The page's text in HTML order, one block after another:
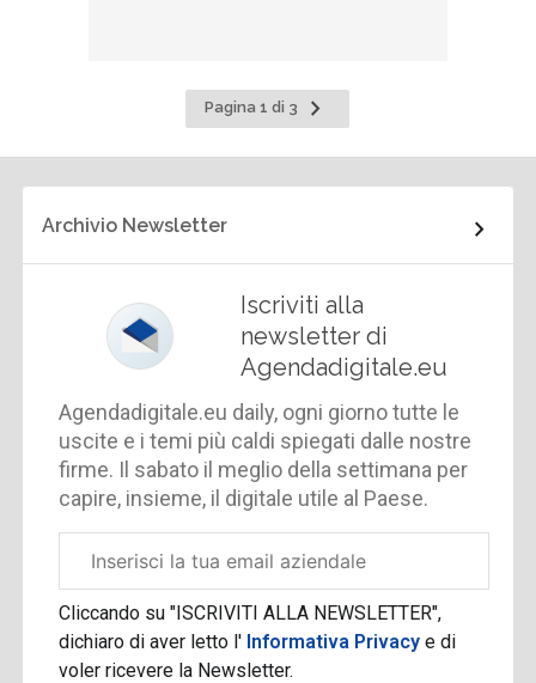
Pagina 1 di 3
Pagina
successiva
Archivio Newsletter
Iscriviti alla
newsletter di
Agendadigitale.eu
Agendadigitale.eu daily, ogni giorno tutte le
uscite e i temi più caldi spiegati dalle nostre
firme. Il sabato il meglio della settimana per
capire, insieme, il digitale utile al Paese.
aziendale
Cliccando su "ISCRIVITI ALLA NEWSLETTER",
dichiaro di aver letto l' Informativa Privacye di
voler ricevere la Newsletter.